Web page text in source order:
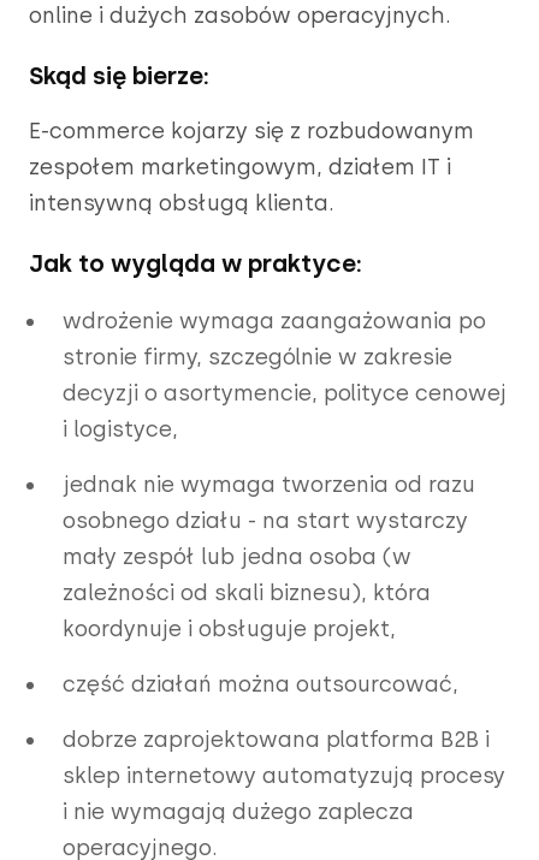
online i dużych zasobów operacyjnych.
Skąd się bierze:
E-commerce kojarzy się z rozbudowanym
zespołem marketingowym, działem IT i
intensywną obsługą klienta.
Jak to wygląda w praktyce:
wdrożenie wymaga zaangażowania po
stronie firmy, szczególnie w zakresie
decyzji o asortymencie, polityce cenowej
i logistyce,
jednak nie wymaga tworzenia od razu
osobnego działu - na start wystarczy
mały zespół lub jedna osoba (w
zależności od skali biznesu), która
koordynuje i obsługuje projekt,
część działań można outsourcować,
dobrze zaprojektowana platforma B2B i
sklep internetowy automatyzują procesy
i nie wymagają dużego zaplecza
operacyjnego.